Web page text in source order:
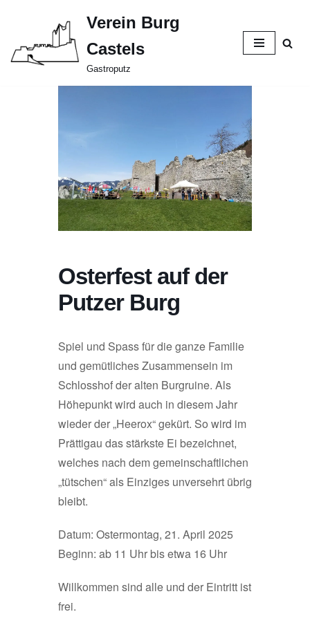
Inhalt
Verein Burg
Castels
Gastroputz
Osterfest auf der
Putzer Burg
Spiel und Spass für die ganze Familie
und gemütliches Zusammensein im
Schlosshof der alten Burgruine. Als
Höhepunkt wird auch in diesem Jahr
wieder der „Heerox“ gekürt. So wird im
Prättigau das stärkste Ei bezeichnet,
welches nach dem gemeinschaftlichen
„tütschen“ als Einziges unversehrt übrig
bleibt.
Datum: Ostermontag, 21. April 2025
Beginn: ab 11 Uhr bis etwa 16 Uhr
Willkommen sind alle und der Eintritt ist
frei.